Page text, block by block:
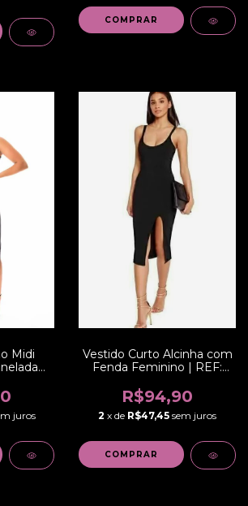
COMPRAR
Midi
Regata
juros
Vestido Curto Alcinha com
Fenda Feminino | REF:
R$94,90
2 x de R$47,45 sem juros
COMPRAR